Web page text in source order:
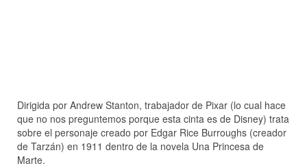
Dirigida por Andrew Stanton, trabajador de Pixar (lo cual hace
que no nos preguntemos porque esta cinta es de Disney) trata
sobre el personaje creado por Edgar Rice Burroughs (creador
de Tarzán) en 1911 dentro de la novela Una Princesa de
Marte.